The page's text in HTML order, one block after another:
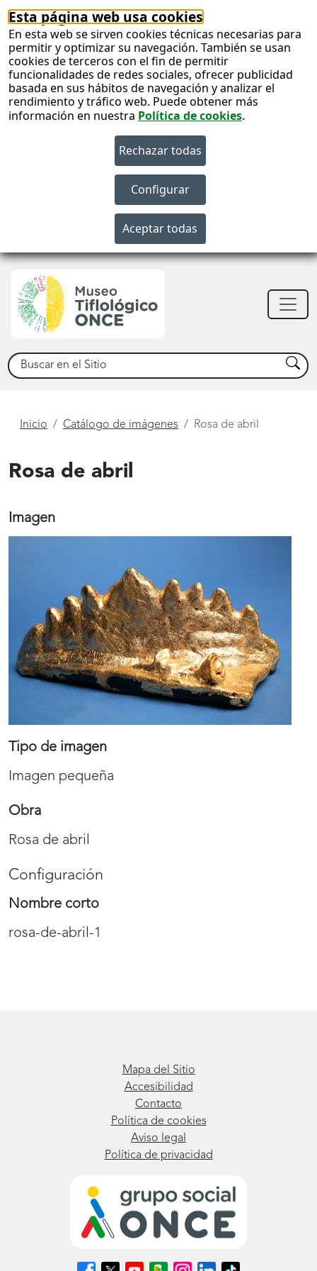
Esta página web usa cookies
En esta web se sirven cookies técnicas necesarias para
permitir y optimizar su navegación. También se usan
cookies de terceros con el fin de permitir
funcionalidades de redes sociales, ofrecer publicidad
basada en sus hábitos de navegación y analizar el
rendimiento y tráfico web. Puede obtener más
información en nuestra Política de cookies.
Buscar Buscar
Está
Inicio Catálogo de imágenes Rosa de abril
Rosa de abril
Imagen
Tipo de imagen
Imagen pequeña
Obra
Rosa de abril
Configuración
Nombre corto
rosa-de-abril-1
Mapa del Sitio
Accesibilidad
Contacto
Política de cookies
Aviso legal
Política de privacidad
SíguenosSíguenosSíguenosSíguenosSíguenosSíguenosSíguenos